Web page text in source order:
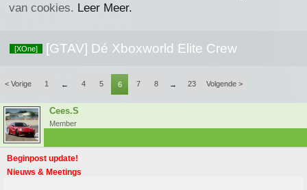
van cookies. Leer Meer.
[XOne] [GTAV] Dé Xboxworld Elite Crew
< Vorige 1 ← 4 5 6 7 8 → 23 Volgende >
Cees.S
Member
Beginpost update!
Nieuws & Meetings